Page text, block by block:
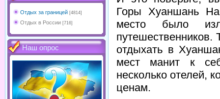
Отдых за границей [4814]
Отдых в России [716]
Наш опрос
Горы Хуаншань На
место было
отдыхать в
мест манит к
несколько отелей,
ценам.